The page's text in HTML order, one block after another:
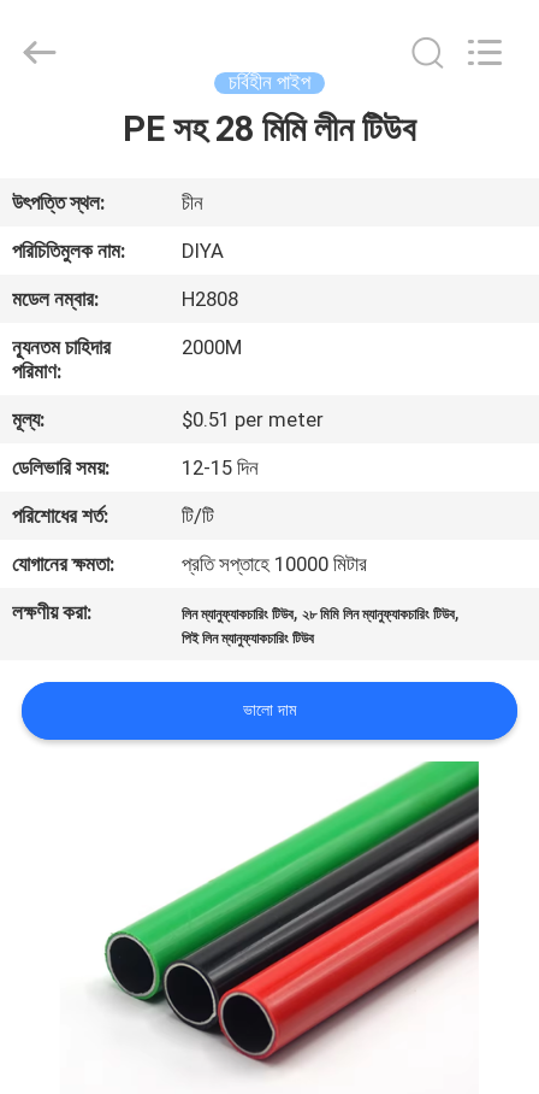
পণ্য
আমাদের
সম্পর্কে
কারখানা
ভ্রমণ
মান
নিয়ন্ত্রণ
করুন
চর্বিহীন পাইপ
PE সহ 28 মিমি লীন টিউব
উৎপত্তি স্থল:
চীন
পরিচিতিমুলক নাম:
DIYA
মডেল নম্বার:
H2808
ন্যূনতম চাহিদার
পরিমাণ:
2000M
মূল্য:
$0.51 per meter
ডেলিভারি সময়:
12-15 দিন
পরিশোধের শর্ত:
টি/টি
যোগানের ক্ষমতা:
প্রতি সপ্তাহে 10000 মিটার
লক্ষণীয় করা:
লিন ম্যানুফ্যাকচারিং টিউব,২৮ মিমি লিন ম্যানুফ্যাকচারিং টিউব,
পিই লিন ম্যানুফ্যাকচারিং টিউব
ভালো দাম